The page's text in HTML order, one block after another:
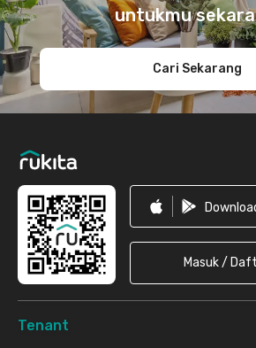
untukmu
Cari Sekarang
Masuk /
Tenant